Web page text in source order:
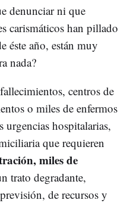
denunciar ni que
carismáticos han pillado
éste año, están muy
nada?
centros de
o miles de enfermos
urgencias hospitalarias,
que requieren
miles de
trato degradante,
de recursos y